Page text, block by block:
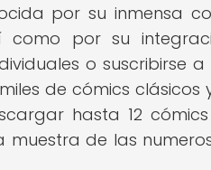
por su inmensa
como por su
o suscribirse
de cómics
hasta 12
de las